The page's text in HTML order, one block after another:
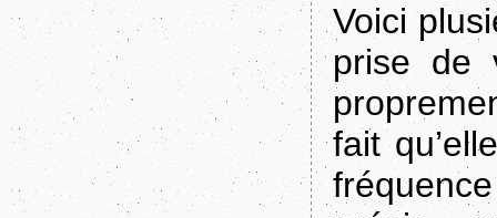
Voici
prise de
fait